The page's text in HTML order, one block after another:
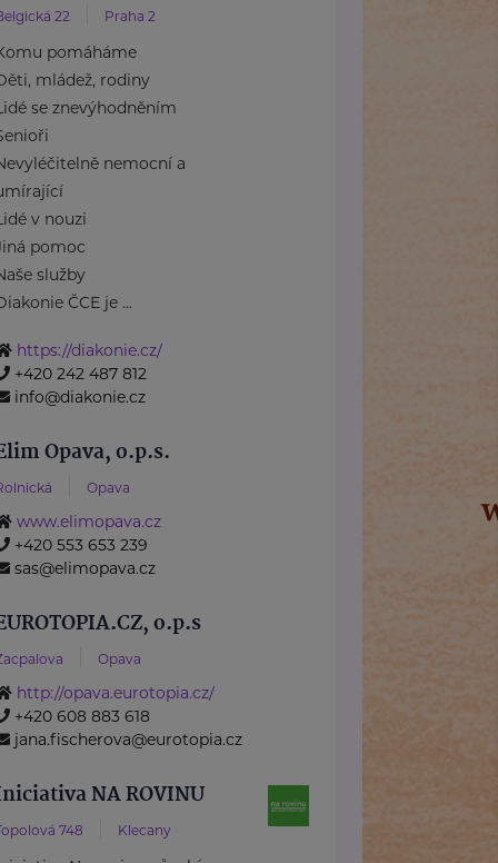
22 Praha 2
pomáháme
mládež, rodiny
se znevýhodněním
nemocní a
v nouzi
pomoc
služby
ČCE je ...
https://diakonie.cz/
+420 242 487 812
info@diakonie.cz
Opava, o.p.s.
Opava
www.elimopava.cz
+420 553 653 239
sas@elimopava.cz
o.p.s
Opava
http://opava.eurotopia.cz/
+420 608 883 618
jana.fischerova@eurotopia.cz
NA ROVINU
748 Klecany